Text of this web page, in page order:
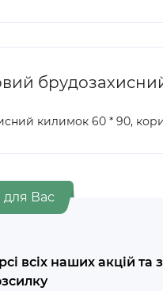
килимок 60 * 90,
для Вас
всіх наших акцій та